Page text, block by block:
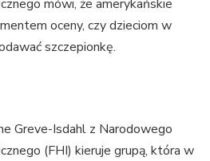
mówi, że amerykańskie
oceny, czy dzieciom w
szczepionkę.
Greve-Isdahl z Narodowego
(FHI) kieruje grupą, która w